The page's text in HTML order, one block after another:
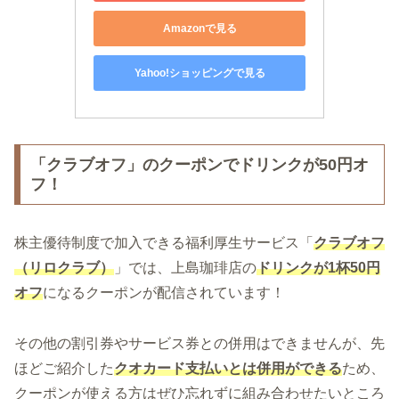
Amazonで見る
Yahoo!ショッピングで見る
「クラブオフ」のクーポンでドリンクが50円オ
フ！
株主優待制度で加入できる福利厚生サービス「 クラブオフ
（リロクラブ） 」では、上島珈琲店のドリンクが1杯50円
オフになるクーポンが配信されています！
その他の割引券やサービス券との併用はできませんが、先
ほどご紹介したクオカード支払いとは併用ができるため、
クーポンが使える方はぜひ忘れずに組み合わせたいところ